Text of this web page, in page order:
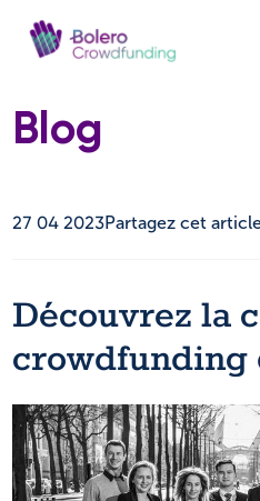
Se
Blog
27 04 2023Partagez cet
Découvrez la
crowdfunding